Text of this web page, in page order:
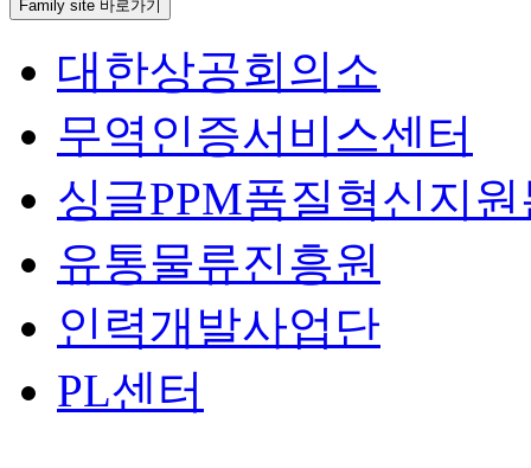
Family site 바로가기
대한상공회의소
무역인증서비스센터
싱글PPM품질혁신지
유통물류진흥원
인력개발사업단
PL센터